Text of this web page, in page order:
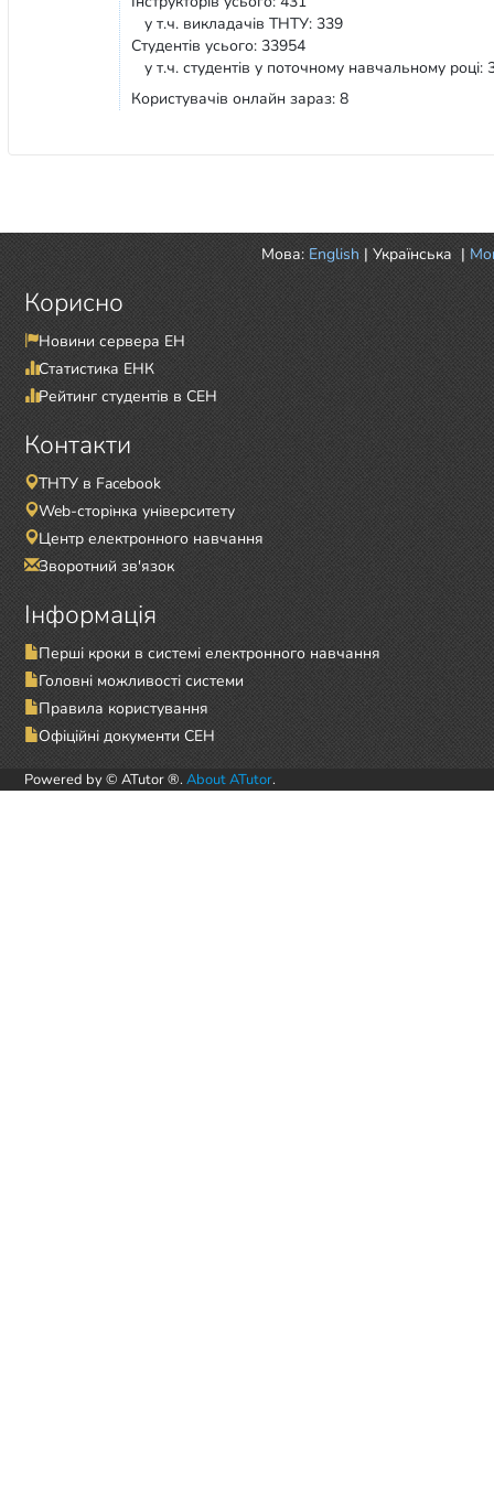
у т.ч. викладачів ТНТУ: 339
Студентів усього: 33954
у т.ч. студентів у поточному навчальному році:
Користувачів онлайн зараз: 8
Мова: English | Українська |
Корисно
Новини сервера ЕН
Статистика ЕНК
Рейтинг студентів в СЕН
Контакти
ТНТУ в Facebook
Web-сторінка університету
Центр електронного навчання
Зворотний зв'язок
Інформація
Перші кроки в системі електронного навчання
Головні можливості системи
Правила користування
Офіційні документи СЕН
Powered by © ATutor ®. About ATutor.